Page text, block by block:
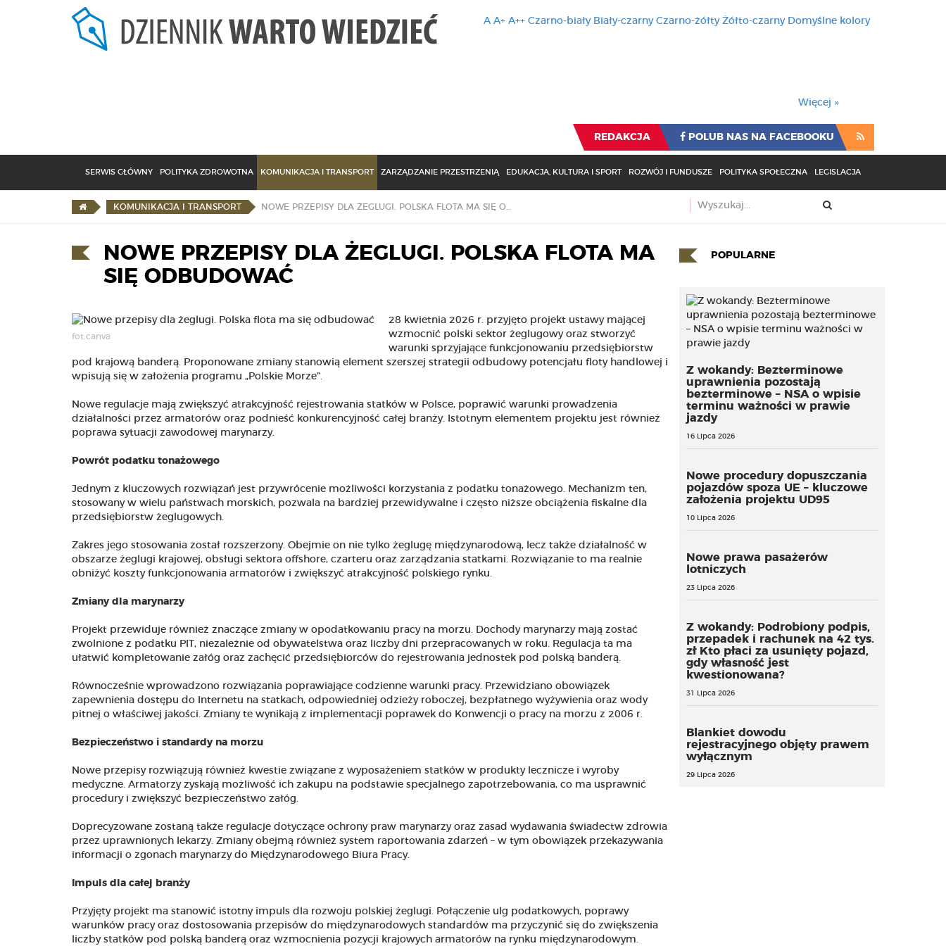
A A+ A++ Czarno-biały Biały-czarny Czarno-żółty Żółto-czarny Domyślne kolory
Więcej »
REDAKCJA POLUB NAS NA FACEBOOKU
SERWIS GŁÓWNY POLITYKA ZDROWOTNA KOMUNIKACJA I TRANSPORT ZARZĄDZANIE PRZESTRZENIĄ EDUKACJA, KULTURA I SPORT ROZWÓJ I FUNDUSZE POLITYKA SPOŁECZNA LEGISLACJA
KOMUNIKACJA I TRANSPORT
NOWE PRZEPISY DLA ŻEGLUGI. POLSKA FLOTA MA
SIĘ ODBUDOWAĆ
fot.canva
28 kwietnia 2026 r. przyjęto projekt ustawy mającej
wzmocnić polski sektor żeglugowy oraz stworzyć
warunki sprzyjające funkcjonowaniu przedsiębiorstw
pod krajową banderą. Proponowane zmiany stanowią element szerszej strategii odbudowy potencjału floty handlowej i
wpisują się w założenia programu „Polskie Morze”.
Nowe regulacje mają zwiększyć atrakcyjność rejestrowania statków w Polsce, poprawić warunki prowadzenia
działalności przez armatorów oraz podnieść konkurencyjność całej branży. Istotnym elementem projektu jest również
poprawa sytuacji zawodowej marynarzy.
Powrót podatku tonażowego
Jednym z kluczowych rozwiązań jest przywrócenie możliwości korzystania z podatku tonażowego. Mechanizm ten,
stosowany w wielu państwach morskich, pozwala na bardziej przewidywalne i często niższe obciążenia fiskalne dla
przedsiębiorstw żeglugowych.
Zakres jego stosowania został rozszerzony. Obejmie on nie tylko żeglugę międzynarodową, lecz także działalność w
obszarze żeglugi krajowej, obsługi sektora offshore, czarteru oraz zarządzania statkami. Rozwiązanie to ma realnie
obniżyć koszty funkcjonowania armatorów i zwiększyć atrakcyjność polskiego rynku.
Zmiany dla marynarzy
Projekt przewiduje również znaczące zmiany w opodatkowaniu pracy na morzu. Dochody marynarzy mają zostać
zwolnione z podatku PIT, niezależnie od obywatelstwa oraz liczby dni przepracowanych w roku. Regulacja ta ma
ułatwić kompletowanie załóg oraz zachęcić przedsiębiorców do rejestrowania jednostek pod polską banderą.
Równocześnie wprowadzono rozwiązania poprawiające codzienne warunki pracy. Przewidziano obowiązek
zapewnienia dostępu do Internetu na statkach, odpowiedniej odzieży roboczej, bezpłatnego wyżywienia oraz wody
pitnej o właściwej jakości. Zmiany te wynikają z implementacji poprawek do Konwencji o pracy na morzu z 2006 r.
Bezpieczeństwo i standardy na morzu
Nowe przepisy rozwiązują również kwestie związane z wyposażeniem statków w produkty lecznicze i wyroby
medyczne. Armatorzy zyskają możliwość ich zakupu na podstawie specjalnego zapotrzebowania, co ma usprawnić
procedury i zwiększyć bezpieczeństwo załóg.
Doprecyzowane zostaną także regulacje dotyczące ochrony praw marynarzy oraz zasad wydawania świadectw zdrowia
przez uprawnionych lekarzy. Zmiany obejmą również system raportowania zdarzeń – w tym obowiązek przekazywania
informacji o zgonach marynarzy do Międzynarodowego Biura Pracy.
Impuls dla całej branży
Przyjęty projekt ma stanowić istotny impuls dla rozwoju polskiej żeglugi. Połączenie ulg podatkowych, poprawy
warunków pracy oraz dostosowania przepisów do międzynarodowych standardów ma przyczynić się do zwiększenia
liczby statków pod polską banderą oraz wzmocnienia pozycji krajowych armatorów na rynku międzynarodowym.
POPULARNE
Z wokandy: Bezterminowe
uprawnienia pozostają
bezterminowe – NSA o wpisie
terminu ważności w prawie
jazdy
16 Lipca 2026
Nowe procedury dopuszczania
pojazdów spoza UE – kluczowe
założenia projektu UD95
10 Lipca 2026
Nowe prawa pasażerów
lotniczych
23 Lipca 2026
Z wokandy: Podrobiony podpis,
przepadek i rachunek na 42 tys.
zł Kto płaci za usunięty pojazd,
gdy własność jest
kwestionowana?
31 Lipca 2026
Blankiet dowodu
rejestracyjnego objęty prawem
wyłącznym
29 Lipca 2026